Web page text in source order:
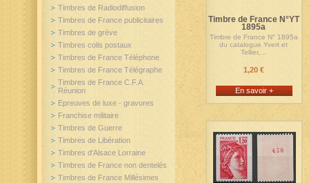
Timbre de France N°YT
1895a
Timbre de France N° 1895a
du catalogue Yvert et
Tellier,...
1,20 €
En savoir +
Timbres de Radiodiffusion
Timbres de France publicitaires
Timbres de grève
Timbres colis postaux
Timbres de France Téléphone
Timbres de France Télégraphe
Timbres de France C.F.A.
Réunion
Epreuves de luxe - gravures
Franchise militaire
Timbres de Guerre
Timbres de Libération
Timbres d'Alsace Lorraine
Timbres de France non dentelés
Timbres de France Millésimes